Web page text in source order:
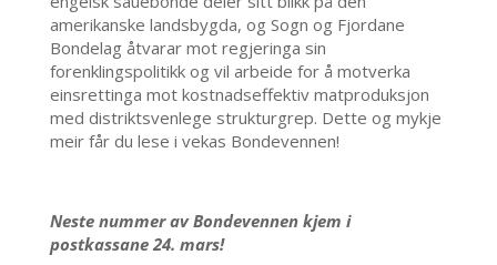
amerikanske landsbygda, og Sogn og Fjordane
Bondelag åtvarar mot regjeringa sin
forenklingspolitikk og vil arbeide for å motverka
einsrettinga mot kostnadseffektiv matproduksjon
med distriktsvenlege strukturgrep. Dette og mykje
meir får du lese i vekas Bondevennen!
Neste nummer av Bondevennen kjem i
postkassane 24. mars!